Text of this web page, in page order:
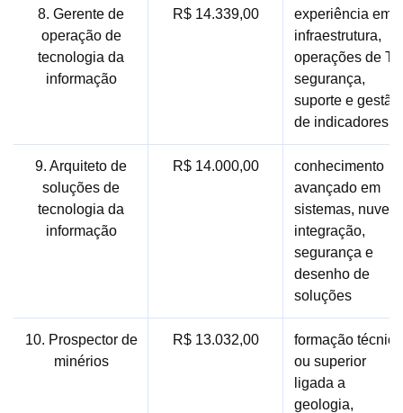
8. Gerente de
operação de
tecnologia da
informação
R$ 14.339,00
experiência em
infraestrutura,
operações de TI,
segurança,
suporte e gestão
de indicadores
9. Arquiteto de
soluções de
tecnologia da
informação
R$ 14.000,00
conhecimento
avançado em
sistemas,
integração,
segurança e
desenho de
soluções
10. Prospector de
minérios
R$ 13.032,00
formação técnica
ou superior
ligada a
geologia,